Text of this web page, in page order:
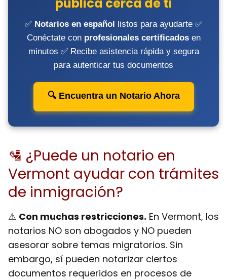
✅ Notarios en español listos para ayudarte ✅
Conéctate con profesionales certificadosen
minutos ✅ Recibe asistencia rápida y segura
para autenticar tus documentos
🔍 Encuentra un Notario Ahora
🛂 ¿Puede un notario en
Vermont ayudar con trámites
de inmigración?
⚠ Con muchas restricciones. En Vermont, los
notarios NO son abogados y NO pueden
asesorar sobre temas migratorios. Sin
embargo, sí pueden notarizar ciertos
documentos requeridos en procesos de